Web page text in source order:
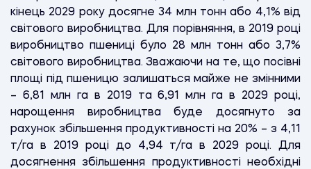
кінець 2029 року досягне 34 млн тонн або 4,1% від
світового виробництва. Для порівняння, в 2019 році
виробництво пшениці було 28 млн тонн або 3,7%
світового виробництва. Зважаючи на те, що посівні
площі під пшеницю залишаться майже не змінними
– 6,81 млн га в 2019 та 6,91 млн га в 2029 році,
нарощення виробництва буде досягнуто за
рахунок збільшення продуктивності на 20% – з 4,11
т/га в 2019 році до 4,94 т/га в 2029 році. Для
досягнення збільшення продуктивності необхідні